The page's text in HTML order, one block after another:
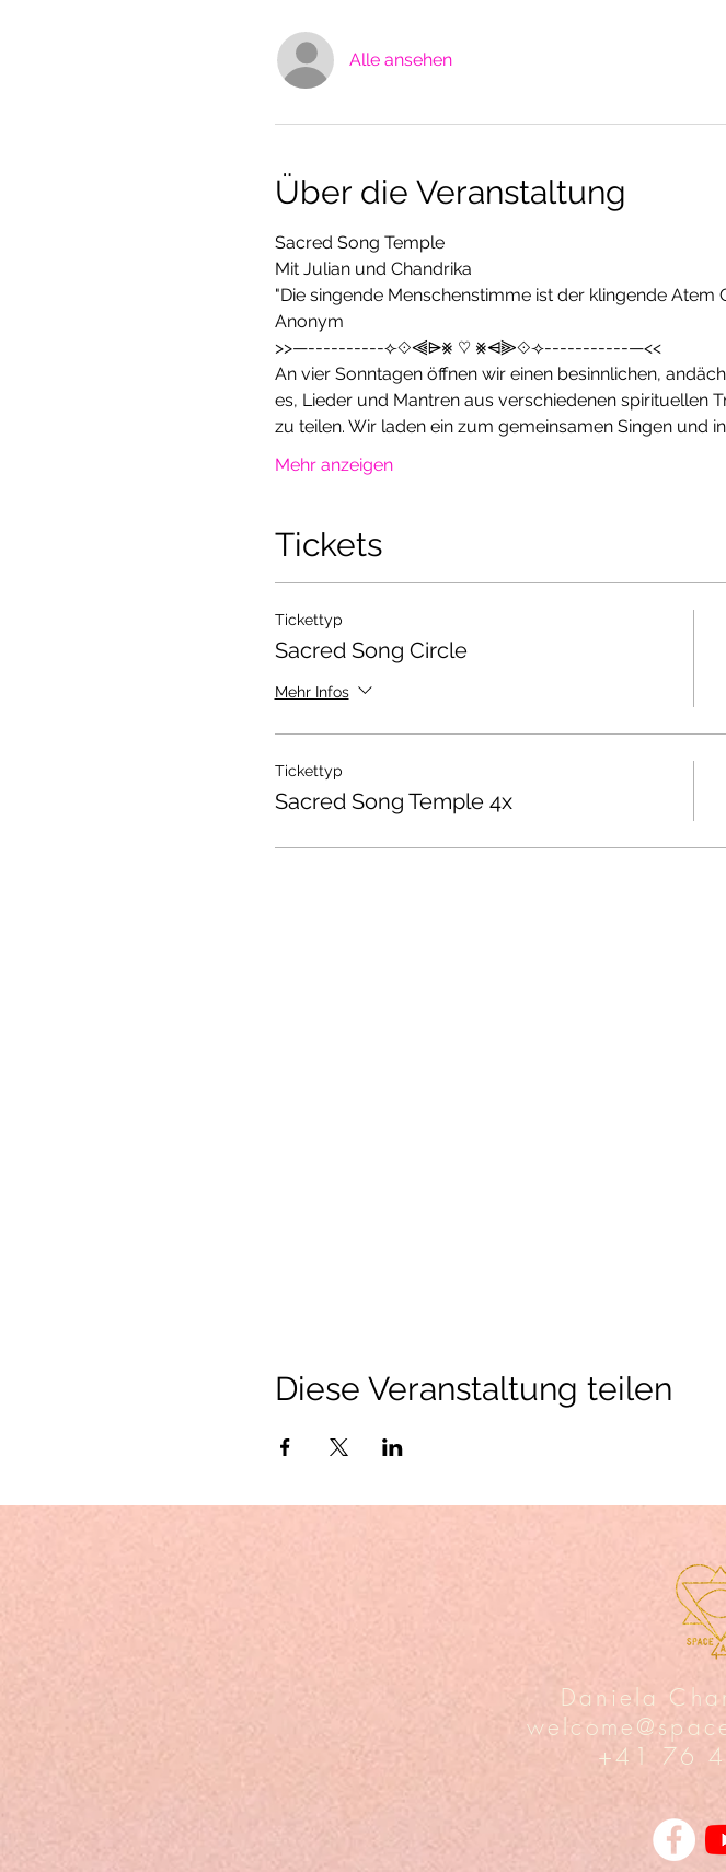
Alle ansehen
Über die Veranstaltung
Sacred Song Temple
Mit Julian und Chandrika
"Die singende Menschenstimme ist der klingende Atem
Anonym
>>—----------⟣⟐⫷⩥⨳ ♡ ⨳⩤⫸⟐⟢-----------—<<
An vier Sonntagen öffnen wir einen besinnlichen,
es, Lieder und Mantren aus verschiedenen spirituellen
zu teilen. Wir laden ein zum gemeinsamen Singen und
Mehr anzeigen
Tickets
Tickettyp
Sacred Song Circle
Mehr Infos
Tickettyp
Sacred Song Temple 4x
Diese Veranstaltung teilen
Daniela
+41 76